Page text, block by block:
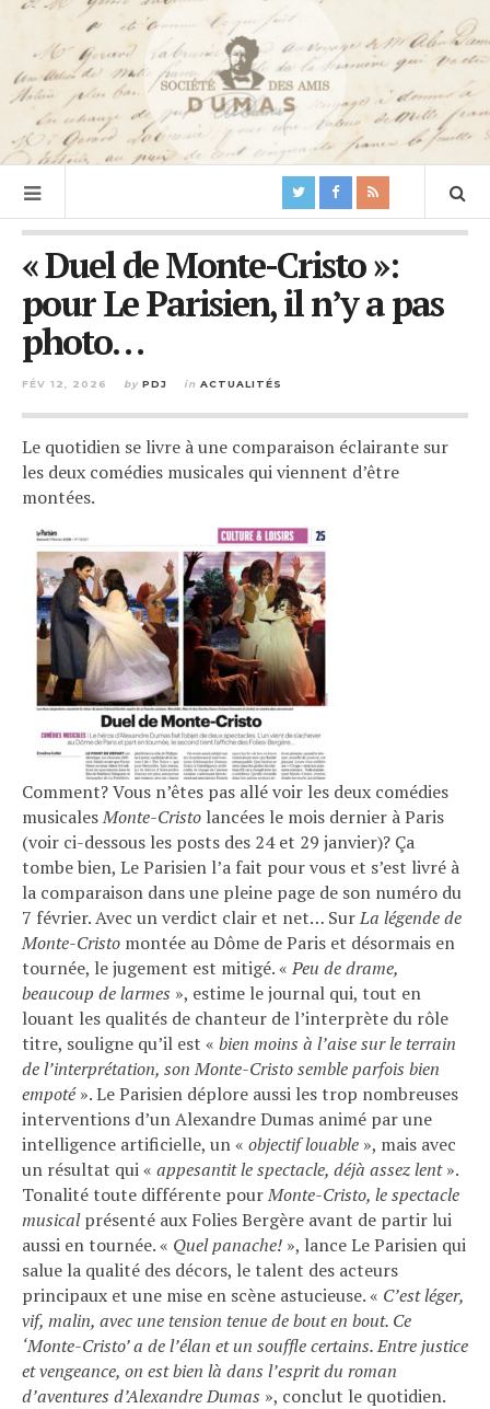
« Duel de Monte-Cristo »:
pour Le Parisien, il n’y a pas
photo…
FÉV 12, 2026 by PDJ in ACTUALITÉS
Le quotidien se livre à une comparaison éclairante sur
les deux comédies musicales qui viennent d’être
montées.
Comment? Vous n’êtes pas allé voir les deux comédies
musicalesMonte-Cristo lancées le mois dernier à Paris
(voir ci-dessous les posts des 24 et 29 janvier)? Ça
tombe bien, Le Parisien l’a fait pour vous et s’est livré à
la comparaison dans une pleine page de son numéro du
7 février. Avec un verdict clair et net… SurLa légende de
Monte-Cristo montée au Dôme de Paris et désormais en
tournée, le jugement est mitigé. «Peu de drame,
beaucoup de larmes », estime le journal qui, tout en
louant les qualités de chanteur de l’interprète du rôle
titre, souligne qu’il est « bien moins à l’aise sur le terrain
de l’interprétation, son Monte-Cristo semble parfois bien
empoté». Le Parisien déplore aussi les trop nombreuses
interventions d’un Alexandre Dumas animé par une
intelligence artificielle, un « objectif louable », mais avec
un résultat qui « appesantit le spectacle, déjà assez lent».
Tonalité toute différente pourMonte-Cristo, le spectacle
musicalprésenté aux Folies Bergère avant de partir lui
aussi en tournée. « Quel panache! », lance Le Parisien qui
salue la qualité des décors, le talent des acteurs
principaux et une mise en scène astucieuse. « C’est léger,
vif, malin, avec une tension tenue de bout en bout. Ce
‘Monte-Cristo’ a de l’élan et un souffle certains. Entre justice
et vengeance, on est bien là dans l’esprit du roman
d’aventures d’Alexandre Dumas », conclut le quotidien.